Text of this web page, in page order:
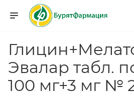
Эвалар табл.
100 мг+3 мг №